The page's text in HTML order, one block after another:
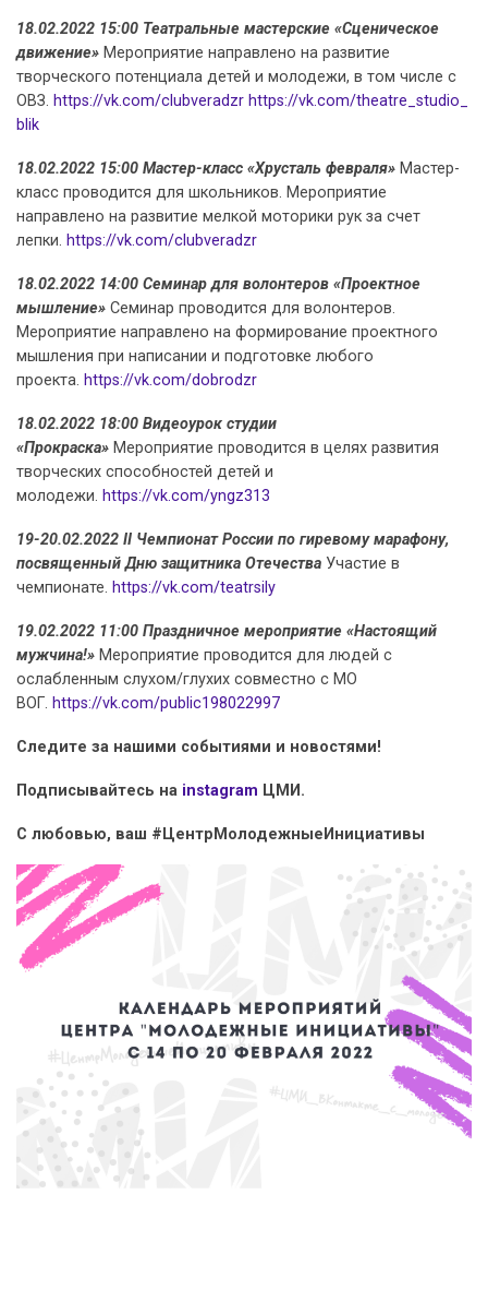
18.02.2022 15:00 Театральные мастерские «Сценическое
движение» Мероприятие направлено на развитие
творческого потенциала детей и молодежи, в том числе с
ОВЗ. https://vk.com/clubveradzr https://vk.com/theatre_studio_
blik
18.02.2022 15:00 Мастер-класс «Хрусталь февраля» Мастер-
класс проводится для школьников. Мероприятие
направлено на развитие мелкой моторики рук за счет
лепки. https://vk.com/clubveradzr
18.02.2022 14:00 Семинар для волонтеров «Проектное
мышление» Семинар проводится для волонтеров.
Мероприятие направлено на формирование проектного
мышления при написании и подготовке любого
проекта. https://vk.com/dobrodzr
18.02.2022 18:00 Видеоурок студии
«Прокраска» Мероприятие проводится в целях развития
творческих способностей детей и
молодежи. https://vk.com/yngz313
19-20.02.2022 II Чемпионат России по гиревому марафону,
посвященный Дню защитника Отечества Участие в
чемпионате. https://vk.com/teatrsily
19.02.2022 11:00 Праздничное мероприятие «Настоящий
мужчина!» Мероприятие проводится для людей с
ослабленным слухом/глухих совместно с МО
ВОГ. https://vk.com/public198022997
Следите за нашими событиями и новостями!
Подписывайтесь на instagram ЦМИ.
С любовью, ваш #ЦентрМолодежныеИнициативы